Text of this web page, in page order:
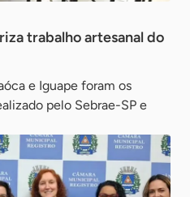
trabalho artesanal do
e Iguape foram os
pelo Sebrae-SP e